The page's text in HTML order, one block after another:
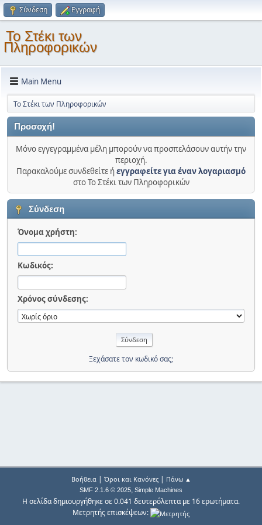
Σύνδεση Εγγραφή
Το Στέκι των
Πληροφορικών
Main Menu
Το Στέκι των Πληροφορικών
Προσοχή!
Μόνο εγγεγραμμένα μέλη μπορούν να προσπελάσουν αυτήν την
περιοχή.
Παρακαλούμε συνδεθείτε ήεγγραφείτε για έναν λογαριασμό
στο Το Στέκι των Πληροφορικών
Σύνδεση
Όνομα χρήστη:
Κωδικός:
Χρόνος σύνδεσης:
Ξεχάσατε τον κωδικό σας;
Βοήθεια| Όροι και Κανόνες| Πάνω ▲
SMF 2.1.6 © 2025, Simple Machines
Η σελίδα δημιουργήθηκε σε 0.041 δευτερόλεπτα με 16 ερωτήματα.
Μετρητής επισκέψεων: